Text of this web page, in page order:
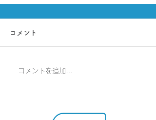
コメント
コメントを追加…